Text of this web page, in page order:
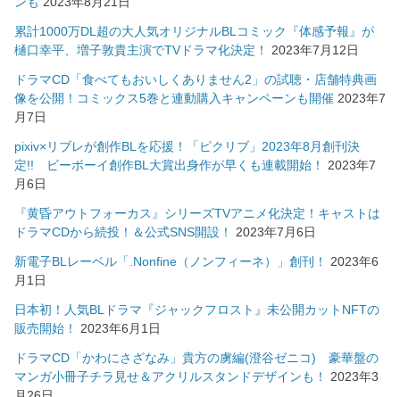
累計1000万DL超の大人気オリジナルBLコミック『体感予報』が
樋口幸平、増子敦貴主演でTVドラマ化決定！
2023年7月12日
ドラマCD「食べてもおいしくありません2」の試聴・店舗特典画
像を公開！コミックス5巻と連動購入キャンペーンも開催 2023年7
月7日
pixiv×リブレが創作BLを応援！「ピクリブ」2023年8月創刊決
定!! ビーボーイ創作BL大賞出身作が早くも連載開始！
2023年7
月6日
『黄昏アウトフォーカス』シリーズTVアニメ化決定！キャストは
ドラマCDから続投！＆公式SNS開設！
2023年7月6日
新電子BLレーベル「.Nonfine（ノンフィーネ）」創刊！
2023年6
月1日
日本初！人気BLドラマ『ジャックフロスト』未公開カットNFTの
販売開始！
2023年6月1日
ドラマCD「かわにさざなみ」貴方の虜編(澄谷ゼニコ) 豪華盤の
マンガ小冊子チラ見せ＆アクリルスタンドデザインも！
2023年3